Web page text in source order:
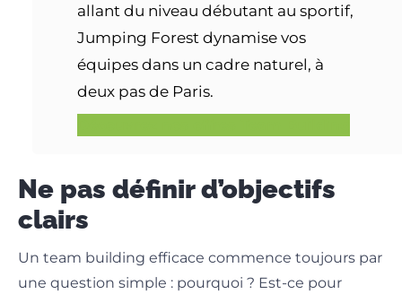
allant du niveau débutant au sportif,
Jumping Forest dynamise vos
équipes dans un cadre naturel, à
deux pas de Paris.
Ne pas définir d’objectifs
clairs
Un team building efficace commence toujours par
une question simple : pourquoi ? Est-ce pour